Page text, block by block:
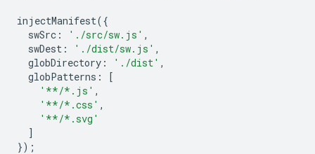
injectManifest({
swSrc : './src/sw.js' ,
swDest : './dist/sw.js' ,
globDirectory : './dist' ,
globPatterns :
[
'**/*.js' ,
'**/*.css' ,
'**/*.svg'
]
});